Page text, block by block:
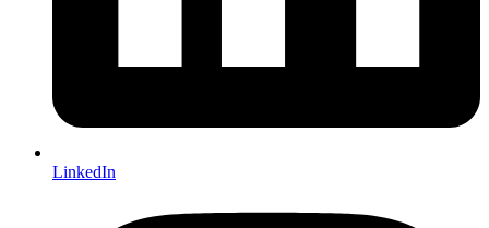
LinkedIn